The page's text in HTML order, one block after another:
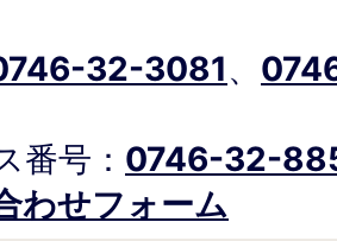
32-3081、
番号： 0746-32-
わせフォーム